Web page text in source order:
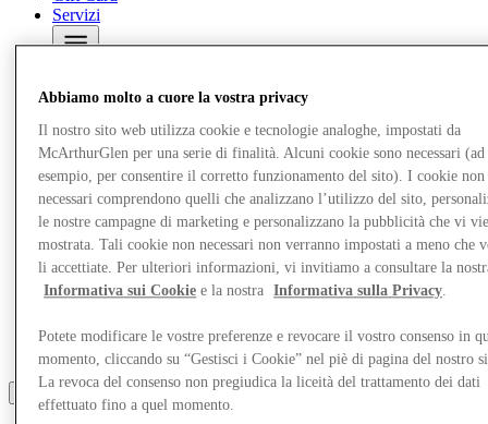
Servizi
Abbiamo molto a cuore la vostra privacy
Il nostro sito web utilizza cookie e tecnologie analoghe, impostati da
McArthurGlen per una serie di finalità. Alcuni cookie sono necessari (ad
esempio, per consentire il corretto funzionamento del sito). I cookie non
necessari comprendono quelli che analizzano l’utilizzo del sito,
le nostre campagne di marketing e personalizzano la pubblicità che vi
mostrata. Tali cookie non necessari non verranno impostati a meno che
li accettiate. Per ulteriori informazioni, vi invitiamo a consultare la
Informativa sui Cookie e la nostra Informativa sulla Privacy.
Potete modificare le vostre preferenze e revocare il vostro consenso in
momento, cliccando su “Gestisci i Cookie” nel piè di pagina del nostro
La revoca del consenso non pregiudica la liceità del trattamento dei dati
effettuato fino a quel momento.